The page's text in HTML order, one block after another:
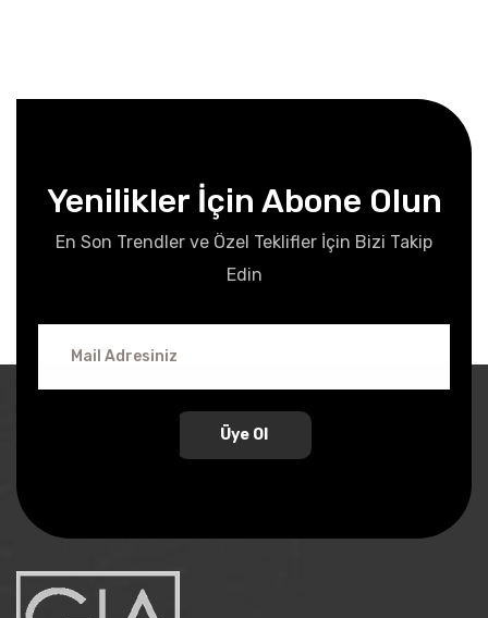
Yenilikler İçin Abone Olun
En Son Trendler ve Özel Teklifler İçin Bizi Takip
Edin
Üye Ol